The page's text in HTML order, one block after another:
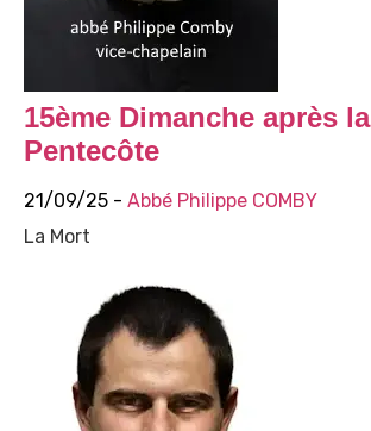
15ème Dimanche après la
Pentecôte
21/09/25 - Abbé Philippe COMBY
La Mort